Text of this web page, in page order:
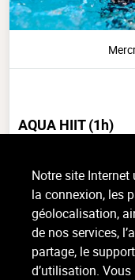
AQUA HIIT(1h)
Aussi dynamique et
n'exige pas de mettre la
son nom l'indique,
Lire la suite
Notre site
la connexion, les
géolocalisation,
de nos services,
partage, le
d’utilisation.